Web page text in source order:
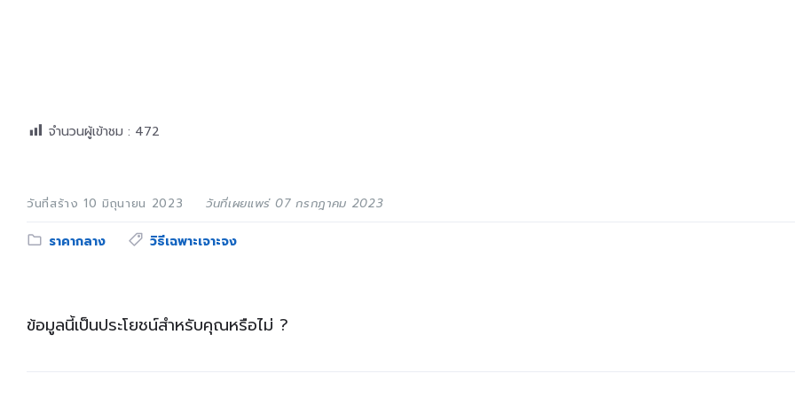
จำนวนผู้เข้าชม : 472
วันที่สร้าง 10 มิถุนายน 2023 วันที่เผยแพร่ 07 กรกฎาคม 2023
Category:
ราคากลาง Tags:
วิธีเฉพาะเจาะจง
ข้อมูลนี้เป็นประโยชน์สำหรับคุณหรือไม่ ?